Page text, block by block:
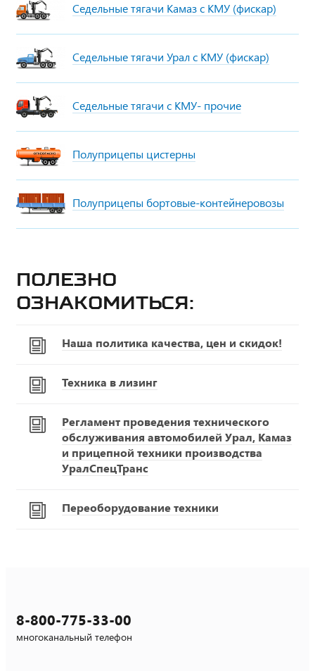
Седельные тягачи Камаз с КМУ (фискар)
Седельные тягачи Урал с КМУ (фискар)
Седельные тягачи с КМУ- прочие
Полуприцепы цистерны
Полуприцепы бортовые-контейнеровозы
Полезно
ознакомиться:
Наша политика качества, цен и скидок!
Техника в лизинг
Регламент проведения технического
обслуживания автомобилей Урал, Камаз
и прицепной техники производства
УралСпецТранс
Переоборудование техники
8-800-775-33-00
многоканальный телефон